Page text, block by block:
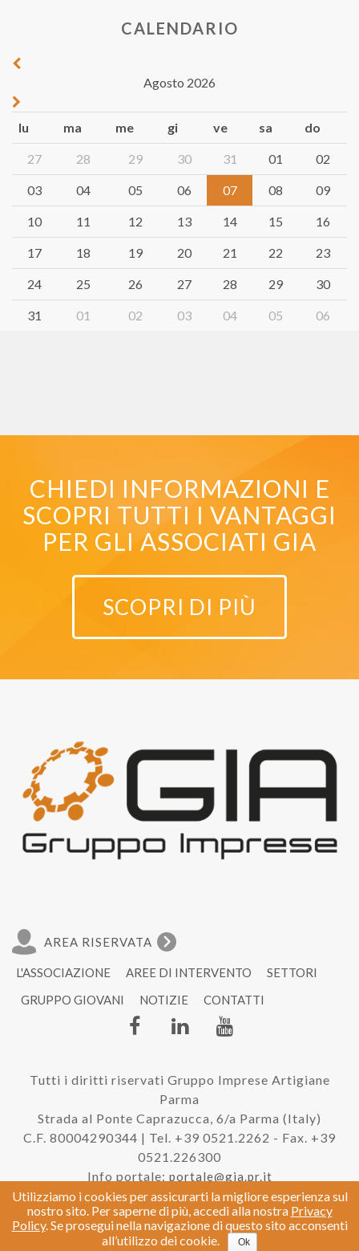
CALENDARIO
Agosto 2026
lu ma me gi ve sa do
27 28 29 30 31 01 02
03 04 05 06 07 08 09
10 11 12 13 14 15 16
17 18 19 20 21 22 23
24 25 26 27 28 29 30
31 01 02 03 04 05 06
CHIEDI INFORMAZIONI E
SCOPRI TUTTI I VANTAGGI
PER GLI ASSOCIATI GIA
SCOPRI DI PIÙ
AREA RISERVATA
L'ASSOCIAZIONE AREE DI INTERVENTO
SETTORI
GRUPPO GIOVANI
NOTIZIE CONTATTI
Tutti i diritti riservati Gruppo Imprese Artigiane
Parma
Strada al Ponte Caprazucca, 6/a Parma (Italy)
C.F. 80004290344 | Tel. +39 0521.2262 - Fax. +39
0521.226300
Info portale: portale@gia.pr.it
Privacy e Cookie Policy|Credits
Utilizziamo i cookies per assicurarti la migliore esperienza sul
nostro sito. Per saperne di più, accedi alla nostra Privacy
Policy. Se prosegui nella navigazione di questo sito acconsenti
all’utilizzo dei cookie.
Ok